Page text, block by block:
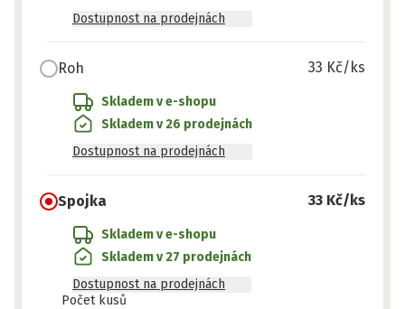
Dostupnost na prodejnách
Roh 33 Kč/ks
Skladem v e-shopu
Skladem v 26 prodejnách
Dostupnost na prodejnách
Spojka 33 Kč/ks
Skladem v e-shopu
Skladem v 27 prodejnách
Dostupnost na prodejnách
Počet kusů
Připraveno